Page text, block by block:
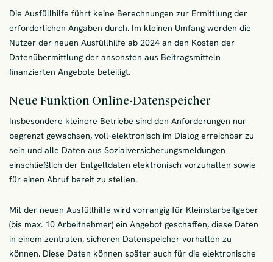
Die Ausfüllhilfe führt keine Berechnungen zur Ermittlung der
erforderlichen Angaben durch. Im kleinen Umfang werden die
Nutzer der neuen Ausfüllhilfe ab 2024 an den Kosten der
Datenübermittlung der ansonsten aus Beitragsmitteln
finanzierten Angebote beteiligt.
Neue Funktion Online-Datenspeicher
Insbesondere kleinere Betriebe sind den Anforderungen nur
begrenzt gewachsen, voll-elektronisch im Dialog erreichbar zu
sein und alle Daten aus Sozialversicherungsmeldungen
einschließlich der Entgeltdaten elektronisch vorzuhalten sowie
für einen Abruf bereit zu stellen.
Mit der neuen Ausfüllhilfe wird vorrangig für Kleinstarbeitgeber
(bis max. 10 Arbeitnehmer) ein Angebot geschaffen, diese Daten
in einem zentralen, sicheren Datenspeicher vorhalten zu
können. Diese Daten können später auch für die elektronische